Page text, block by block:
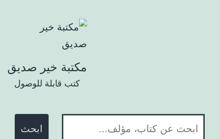
مكتبة خير صديق
كتب قابلة للوصول
ابحث في المكتبة: